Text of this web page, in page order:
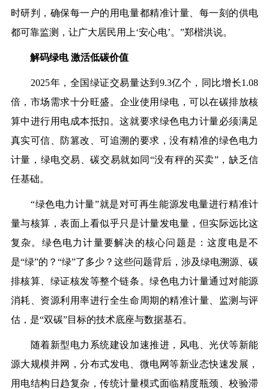
时研判，确保每一户的用电量都精准计量、每一刻的供电
都可靠监测，让广大居民用上‘安心电’。”郑楷洪说。
解码绿电 激活低碳价值
2025年，全国绿证交易量达到9.3亿个，同比增长1 .08
倍 ，市场需求十分旺盛。企业使用绿电，可以在碳排放核
算中进行用电成本抵扣。这就要求绿色电力计量必须满足
真实可信、防篡改、可追溯的要求，没有精准的绿色电力
计量，绿电交易、碳交易就如同“没有秤的买卖”，缺乏信
任基础。
“绿色电力计量”就是对可再生能源发电量进行精准计
量与核算，表面上看似乎只是计量发电量，但实际远比这
复杂。绿色电力计量要解决的核心问题是：这度电是不
是“绿”的？“绿”了多少？这些问题背后，涉及绿电溯源、碳
排核算、绿证核发等整个链条。绿色电力计量通过对能源
消耗、资源利用率进行全生命周期的精准计量、监测与评
估，是“双碳”目标的技术底座与数据基石。
随着新型电力系统建设加速推进，风电、光伏等新能
源大规模并网，分布式发电、微电网等新业态快速发展，
用电结构日趋复杂，传统计量模式面临精度瓶颈、校验滞